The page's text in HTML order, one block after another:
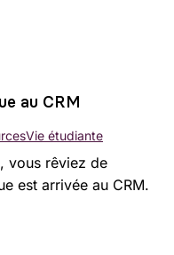
au CRM
vous rêviez de
est arrivée au CRM.
Vie étudiante